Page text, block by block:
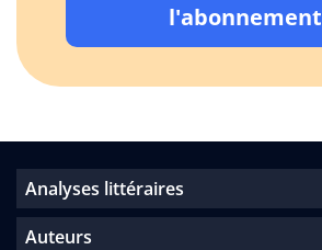
l'abonnement
Analyses littéraires
Auteurs